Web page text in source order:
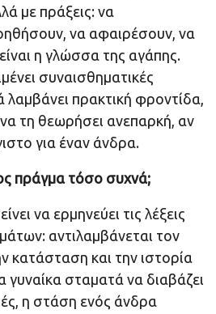
με πράξεις: να
να αφαιρέσουν, να
η γλώσσα της αγάπης.
συναισθηματικές
λαμβάνει πρακτική φροντίδα,
τη θεωρήσει ανεπαρκή, αν
για έναν άνδρα.
πράγμα τόσο συχνά;
να ερμηνεύει τις λέξεις
αντιλαμβάνεται τον
κατάσταση και την ιστορία
γυναίκα σταματά να διαβάζει
η στάση ενός άνδρα